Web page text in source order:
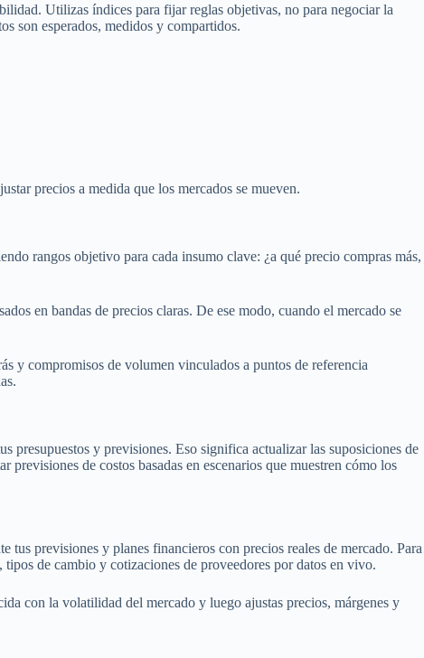
Utilizas índices para fijar reglas objetivas, no para negociar la
son esperados, medidos y compartidos.
precios a medida que los mercados se mueven.
rangos objetivo para cada insumo clave: ¿a qué precio compras más,
en bandas de precios claras. De ese modo, cuando el mercado se
y compromisos de volumen vinculados a puntos de referencia
presupuestos y previsiones. Eso significa actualizar las suposiciones de
previsiones de costos basadas en escenarios que muestren cómo los
tus previsiones y planes financieros con precios reales de mercado. Para
de cambio y cotizaciones de proveedores por datos en vivo.
con la volatilidad del mercado y luego ajustas precios, márgenes y